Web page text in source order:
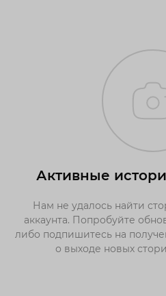
Активные
Нам не удалось найти
аккаунта. Попробуйте
либо подпишитесь на
о выходе новых